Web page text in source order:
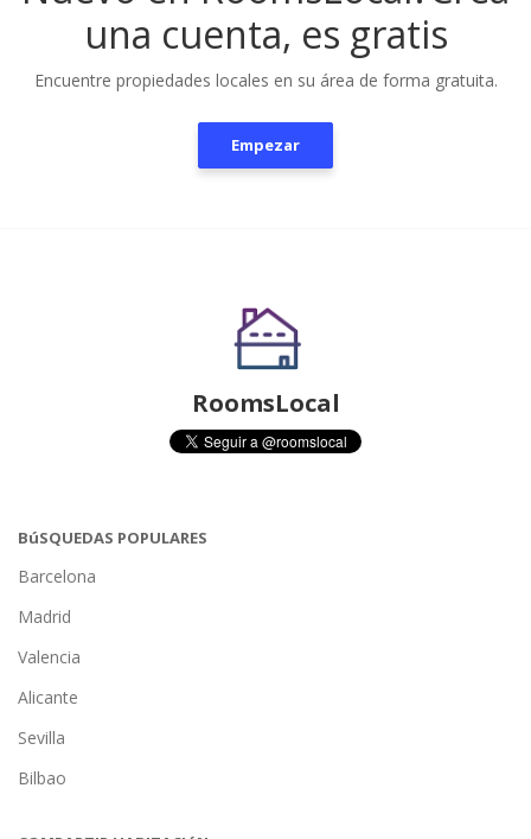
una cuenta, es gratis
Encuentre propiedades locales en su área de forma gratuita.
Empezar
RoomsLocal
BúSQUEDAS POPULARES
Barcelona
Madrid
Valencia
Alicante
Sevilla
Bilbao